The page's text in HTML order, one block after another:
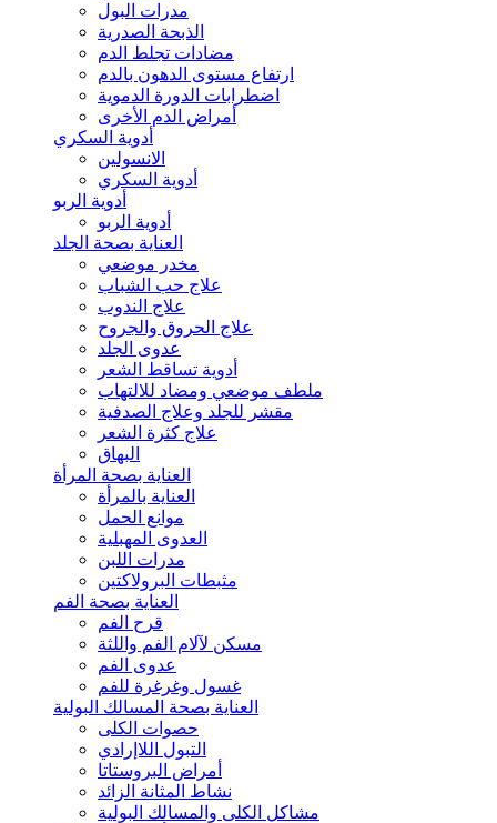
مدرات البول
الذبحة الصدرية
مضادات تجلط الدم
ارتفاع مستوى الدهون بالدم
اضطرابات الدورة الدموية
أمراض الدم الأخرى
أدوية السكري
الانسولين
أدوية السكري
أدوية الربو
أدوية الربو
العناية بصحة الجلد
مخدر موضعي
علاج حب الشباب
علاج الندوب
علاج الحروق والجروح
عدوى الجلد
أدوية تساقط الشعر
ملطف موضعي ومضاد للالتهاب
مقشر للجلد وعلاج الصدفية
علاج كثرة الشعر
البهاق
العناية بصحة المرأة
العناية بالمرأة
موانع الحمل
العدوى المهبلية
مدرات اللبن
مثبطات البرولاكتين
العناية بصحة الفم
قرح الفم
مسكن لآلام الفم واللثة
عدوى الفم
غسول وغرغرة للفم
العناية بصحة المسالك البولية
حصوات الكلى
التبول اللاإرادي
أمراض البروستاتا
نشاط المثانة الزائد
مشاكل الكلى والمسالك البولية